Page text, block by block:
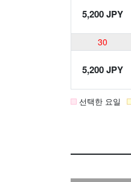
5,200 JPY
30
5,200 JPY
선택한 요일